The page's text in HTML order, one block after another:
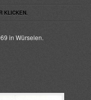
KLICKEN.
in Würselen.